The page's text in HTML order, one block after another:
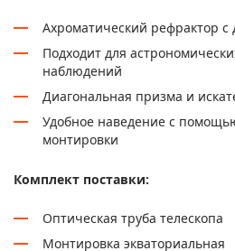
Ахроматический рефрактор с
Подходит для
наблюдений
Диагональная призма и
Удобное наведение с
монтировки
Комплект поставки:
Оптическая труба телескопа
Монтировка экваториальная